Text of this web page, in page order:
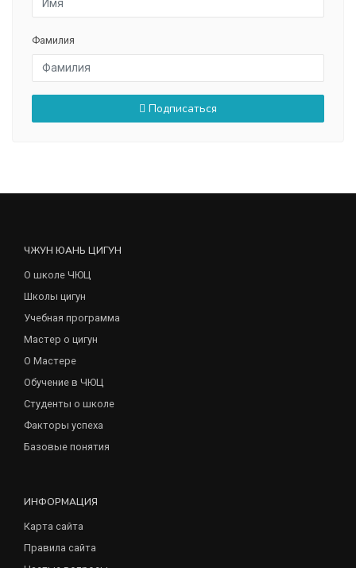
Фамилия
Подписаться
ЧЖУН ЮАНЬ ЦИГУН
О школе ЧЮЦ
Школы цигун
Учебная программа
Мастер о цигун
О Мастере
Обучение в ЧЮЦ
Студенты о школе
Факторы успеха
Базовые понятия
ИНФОРМАЦИЯ
Карта сайта
Правила сайта